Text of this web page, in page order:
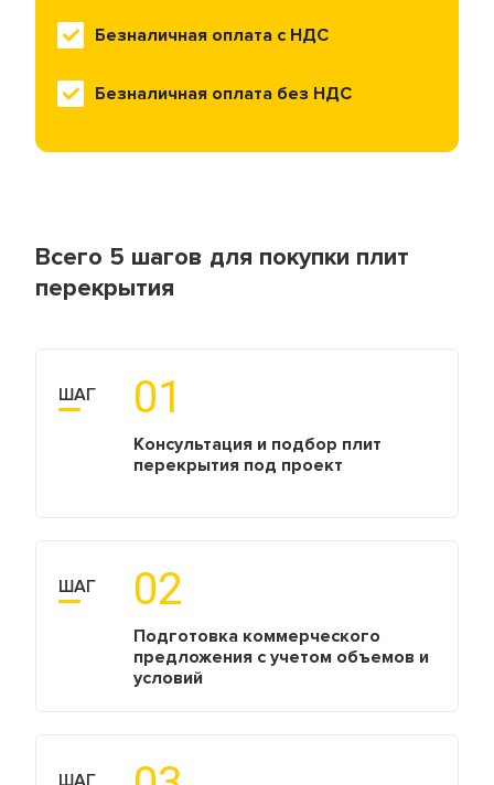
наши клиенты
подходящие
вашего
Безналичная оплата с НДС
Безналичная оплата без НДС
Всего 5 шагов для покупки плит
перекрытия
ШАГ 01
Консультация и подбор плит
перекрытия под проект
ШАГ 02
Подготовка коммерческого
предложения с учетом объемов и
условий